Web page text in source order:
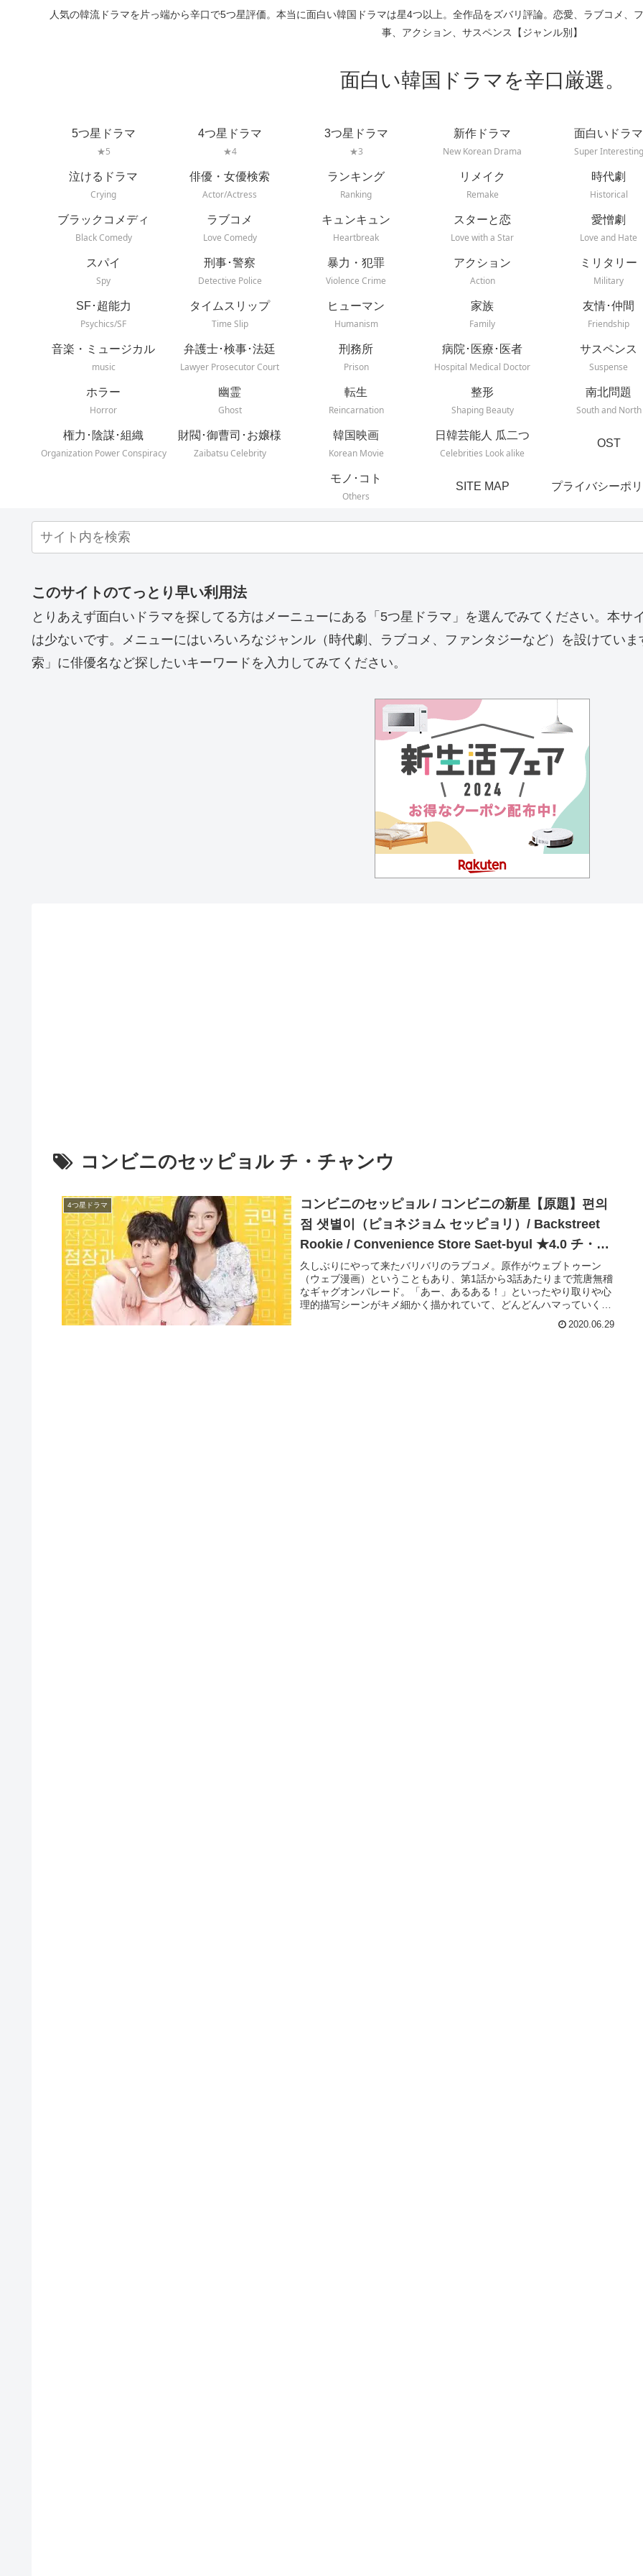
人気の韓流ドラマを片っ端から辛口で5つ星評価。本当に面白い韓国ドラマは星4つ以上。全作品をズバリ評論。恋愛、ラブコメ、
事、アクション、サスペンス【ジャンル別】
面白い韓国ドラマを辛口厳選。
5つ星ドラマ
★5
4つ星ドラマ
★4
3つ星ドラマ
★3
新作ドラマ
New Korean Drama
面白いドラマ
Super Interesting
泣けるドラマ
Crying
俳優・女優検索
Actor/Actress
ランキング
Ranking
リメイク
Remake
時代劇
Historical
ブラックコメディ
Black Comedy
ラブコメ
Love Comedy
キュンキュン
Heartbreak
スターと恋
Love with a Star
愛憎劇
Love and Hate
スパイ
Spy
刑事･警察
Detective Police
暴力・犯罪
Violence Crime
アクション
Action
ミリタリー
Military
SF･超能力
Psychics/SF
タイムスリップ
Time Slip
ヒューマン
Humanism
家族
Family
友情･仲間
Friendship
音楽・ミュージカル
music
弁護士･検事･法廷
Lawyer Prosecutor Court
刑務所
Prison
病院･医療･医者
Hospital Medical Doctor
サスペンス
Suspense
ホラー
Horror
幽霊
Ghost
転生
Reincarnation
整形
Shaping Beauty
南北問題
South and North
権力･陰謀･組織
Organization Power Conspiracy
財閥･御曹司･お嬢様
Zaibatsu Celebrity
韓国映画
Korean Movie
日韓芸能人 瓜二つ
Celebrities Look alike
OST
モノ･コト
Others
SITE MAP プライバシーポ
このサイトのてっとり早い利用法
とりあえず面白いドラマを探してる方はメーニューにある「5つ星ドラマ」を選んでみてください。本
は少ないです。メニューにはいろいろなジャンル（時代劇、ラブコメ、ファンタジーなど）を設けてい
索」に俳優名など探したいキーワードを入力してみてください。
コンビニのセッピョル チ・チャンウ
4つ星ドラマ
コンビニのセッピョル / コンビニの新星【原題】편의
점 샛별이（ピョネジョム セッピョリ）/ Backstreet
Rookie / Convenience Store Saet-byul ★4.0 チ・チ
ャンウク、キム・ユジョン
久しぶりにやって来たバリバリのラブコメ。原作がウェブトゥーン
（ウェブ漫画）ということもあり、第1話から3話あたりまで荒唐無稽
なギャグオンパレード。「あー、あるある！」といったやり取りや心
理的描写シーンがキメ細かく描かれていて、どんどんハマっていくの
2020.06.29